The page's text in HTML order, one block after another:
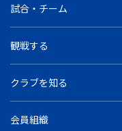
試合・チーム
観戦する
クラブを知る
会員組織